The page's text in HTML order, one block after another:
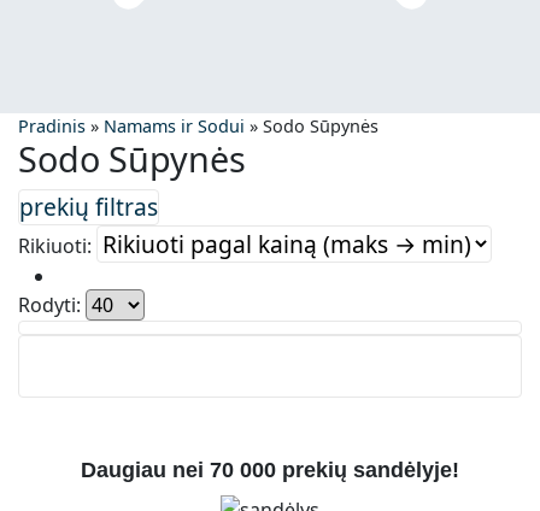
Pradinis » Namams ir Sodui » Sodo Sūpynės
Sodo Sūpynės
Rikiuoti:
Rodyti:
Daugiau nei 70 000 prekių sandėlyje!